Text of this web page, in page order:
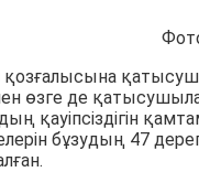
қозғалысына
өзге де
қауіпсіздігін
бұзудың 47